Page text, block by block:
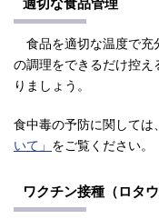
食品を適切な温度で充
の調理をできるだけ控
りましょう。
食中毒の予防に関しては、
いて」 をご覧ください。
ワクチン接種（ロタウ